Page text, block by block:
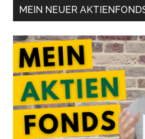
MEIN NEUER